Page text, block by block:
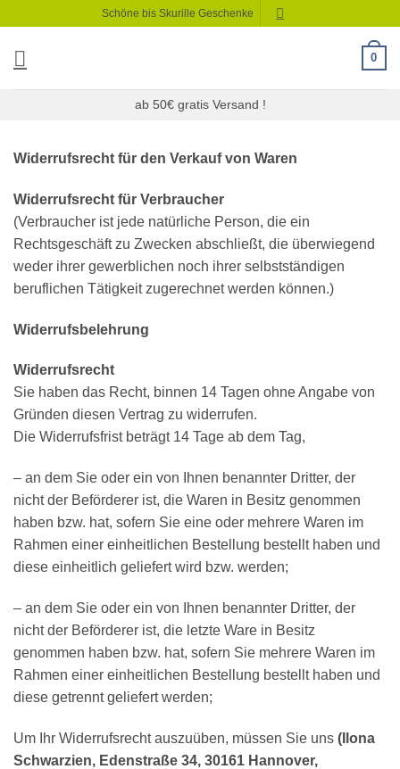
springen
Schöne bis Skurille Geschenke
0
ab 50€ gratis Versand !
Widerrufsrecht für den Verkauf von Waren
Widerrufsrecht für Verbraucher
(Verbraucher ist jede natürliche Person, die ein
Rechtsgeschäft zu Zwecken abschließt, die überwiegend
weder ihrer gewerblichen noch ihrer selbstständigen
beruflichen Tätigkeit zugerechnet werden können.)
Widerrufsbelehrung
Widerrufsrecht
Sie haben das Recht, binnen 14 Tagen ohne Angabe von
Gründen diesen Vertrag zu widerrufen.
Die Widerrufsfrist beträgt 14 Tage ab dem Tag,
– an dem Sie oder ein von Ihnen benannter Dritter, der
nicht der Beförderer ist, die Waren in Besitz genommen
haben bzw. hat, sofern Sie eine oder mehrere Waren im
Rahmen einer einheitlichen Bestellung bestellt haben und
diese einheitlich geliefert wird bzw. werden;
– an dem Sie oder ein von Ihnen benannter Dritter, der
nicht der Beförderer ist, die letzte Ware in Besitz
genommen haben bzw. hat, sofern Sie mehrere Waren im
Rahmen einer einheitlichen Bestellung bestellt haben und
diese getrennt geliefert werden;
Um Ihr Widerrufsrecht auszuüben, müssen Sie uns (Ilona
Schwarzien, Edenstraße 34, 30161 Hannover,